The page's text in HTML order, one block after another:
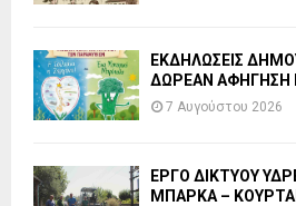
ΕΚΔΗΛΩΣΕΙΣ
ΔΩΡΕΑΝ ΑΦΗΓΗΣΗ
7 Αυγούστου 2026
ΕΡΓΟ ΔΙΚΤΥΟΥ
ΜΠΑΡΚΑ –